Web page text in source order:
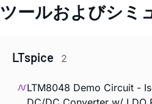
ツールおよびシミ
LTspice 2
LTM8048 Demo Circuit -